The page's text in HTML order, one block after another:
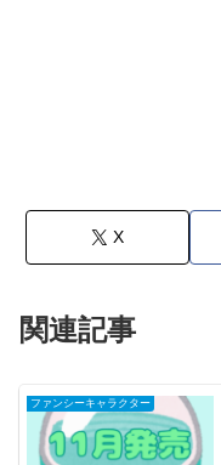
X
関連記事
ファンシーキャラクター